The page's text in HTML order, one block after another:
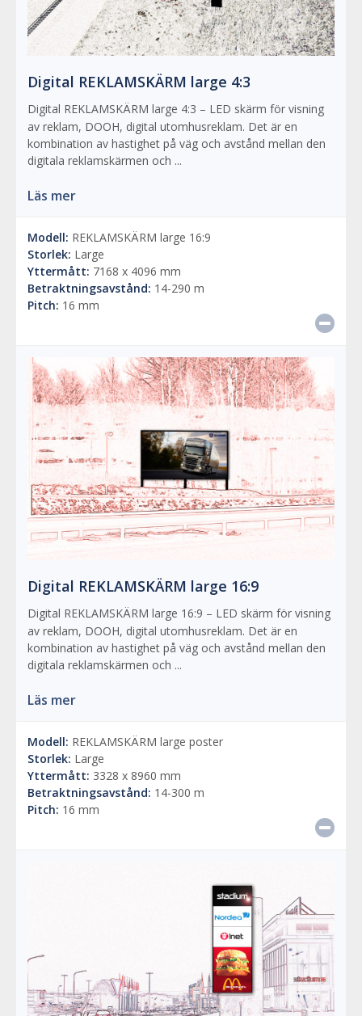
Digital REKLAMSKÄRM large 4:3
Digital REKLAMSKÄRM large 4:3 – LED skärm för visning
av reklam, DOOH, digital utomhusreklam. Det är en
kombination av hastighet på väg och avstånd mellan den
digitala reklamskärmen och ...
Läs mer
Modell: REKLAMSKÄRM large 16:9
Storlek: Large
Yttermått: 7168 x 4096 mm
Betraktningsavstånd: 14-290 m
Pitch: 16 mm
Digital REKLAMSKÄRM large 16:9
Digital REKLAMSKÄRM large 16:9 – LED skärm för visning
av reklam, DOOH, digital utomhusreklam. Det är en
kombination av hastighet på väg och avstånd mellan den
digitala reklamskärmen och ...
Läs mer
Modell: REKLAMSKÄRM large poster
Storlek: Large
Yttermått: 3328 x 8960 mm
Betraktningsavstånd: 14-300 m
Pitch: 16 mm